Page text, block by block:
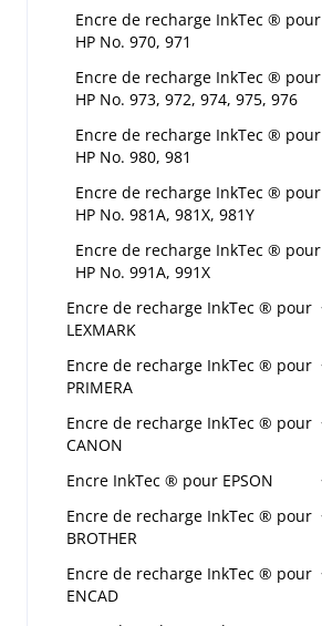
Encre de recharge InkTec ® pour
HP No. 970, 971
Encre de recharge InkTec ® pour
HP No. 973, 972, 974, 975, 976
Encre de recharge InkTec ® pour
HP No. 980, 981
Encre de recharge InkTec ® pour
HP No. 981A, 981X, 981Y
Encre de recharge InkTec ® pour
HP No. 991A, 991X
Encre de recharge InkTec ® pour
LEXMARK
Encre de recharge InkTec ® pour
PRIMERA
Encre de recharge InkTec ® pour
CANON
Encre InkTec ® pour EPSON
Encre de recharge InkTec ® pour
BROTHER
Encre de recharge InkTec ® pour
ENCAD